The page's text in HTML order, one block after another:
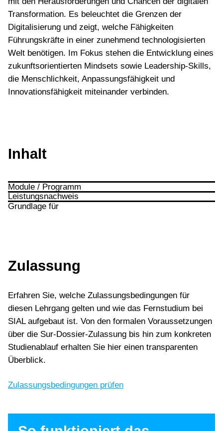
Transformation. Es beleuchtet die Grenzen der
Digitalisierung und zeigt, welche Fähigkeiten
Führungskräfte in einer zunehmend technologisierten
Welt benötigen. Im Fokus stehen die Entwicklung eines
zukunftsorientierten Mindsets sowie Leadership-Skills,
die Menschlichkeit, Anpassungsfähigkeit und
Innovationsfähigkeit miteinander verbinden.
Inhalt
Module / Programm
Einleitung Future Leadership
Führung Generation Y
Agiles Management
Generalschlüssel Glück
Jobglück
Führungshaltung
Deal der Führung
Vertrauen und Führung
Führung und Tagesgeschäft
Toolbox Umwegdenken
Toolbox Umformdenken
Leistungsnachweis
Grundlage für
Bachelorstudium FH
Zulassung
Erfahren Sie, welche Zulassungsbedingungen für
diesen Lehrgang gelten und wie das Fernstudium bei
SIAL aufgebaut ist. Von den formalen Voraussetzungen
über die Sur-Dossier-Zulassung bis hin zum konkreten
Studienablauf erhalten Sie hier einen transparenten
Überblick.
Zulassungsbedingungen prüfen